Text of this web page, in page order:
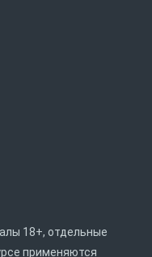
18+, отдельные
применяются